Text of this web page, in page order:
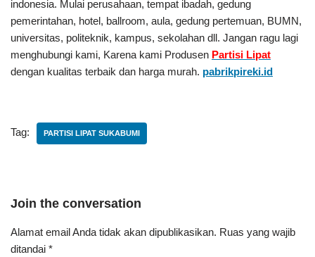
indonesia. Mulai perusahaan, tempat ibadah, gedung
pemerintahan, hotel, ballroom, aula, gedung pertemuan, BUMN,
universitas, politeknik, kampus, sekolahan dll. Jangan ragu lagi
menghubungi kami, Karena kami Produsen Partisi Lipat
dengan kualitas terbaik dan harga murah. pabrikpireki.id
Tag: PARTISI LIPAT SUKABUMI
Join the conversation
Alamat email Anda tidak akan dipublikasikan. Ruas yang wajib
ditandai *